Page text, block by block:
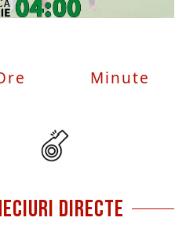
Minute
directe